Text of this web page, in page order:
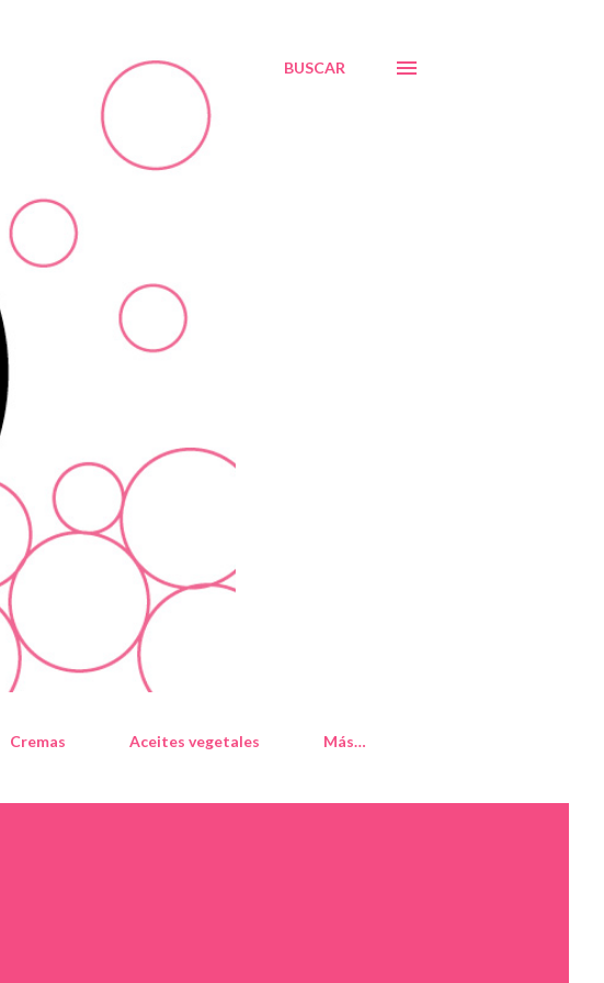
BUSCAR
Cremas Aceites vegetales Más…